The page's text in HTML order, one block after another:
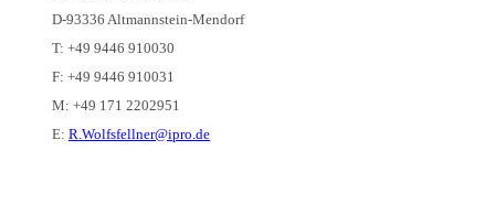
D-93336 Altmannstein-Mendorf
T: +49 9446 910030
F: +49 9446 910031
M: +49 171 2202951
E: R.Wolfsfellner@ipro.de